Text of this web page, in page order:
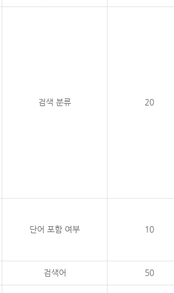
검색 분류 20
단어 포함 여부 10
검색어 50